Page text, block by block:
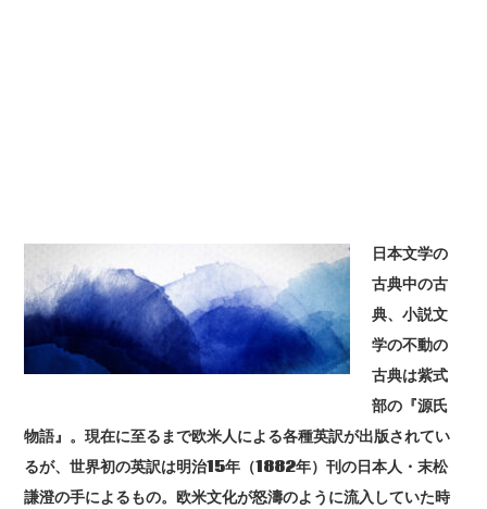
日本文学の
古典中の古
典、小説文
学の不動の
古典は紫式
部の『源氏
物語』。現在に至るまで欧米人による各種英訳が出版されてい
るが、世界初の英訳は明治15年（1882年）刊の日本人・末松
謙澄の手によるもの。欧米文化が怒濤のように流入していた時